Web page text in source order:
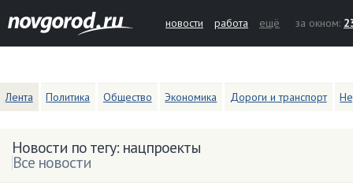
новости работа ещё за окном:
Лента Политика Общество Экономика Дороги и транспорт
Новости по тегу: нацпроекты
Все новости